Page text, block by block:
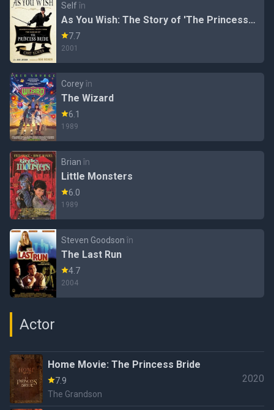
Selfîn
As You Wish: The Story of 'The Princess
Bride'
7.7
2001
Coreyîn
The Wizard
6.1
1989
Brian în
Little Monsters
6.0
1989
Steven Goodson în
The Last Run
4.7
2004
Actor
Home Movie: The Princess Bride
7.9
The Grandson
2020